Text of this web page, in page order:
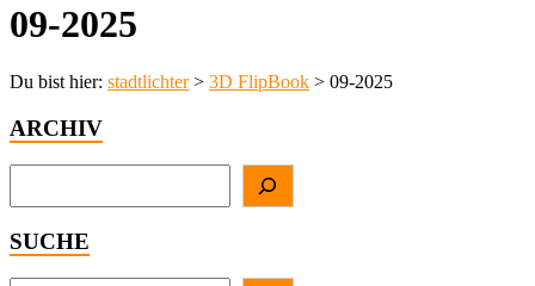
09-2025
Du bist hier: stadtlichter> 3D FlipBook > 09-2025
ARCHIV
SUCHE